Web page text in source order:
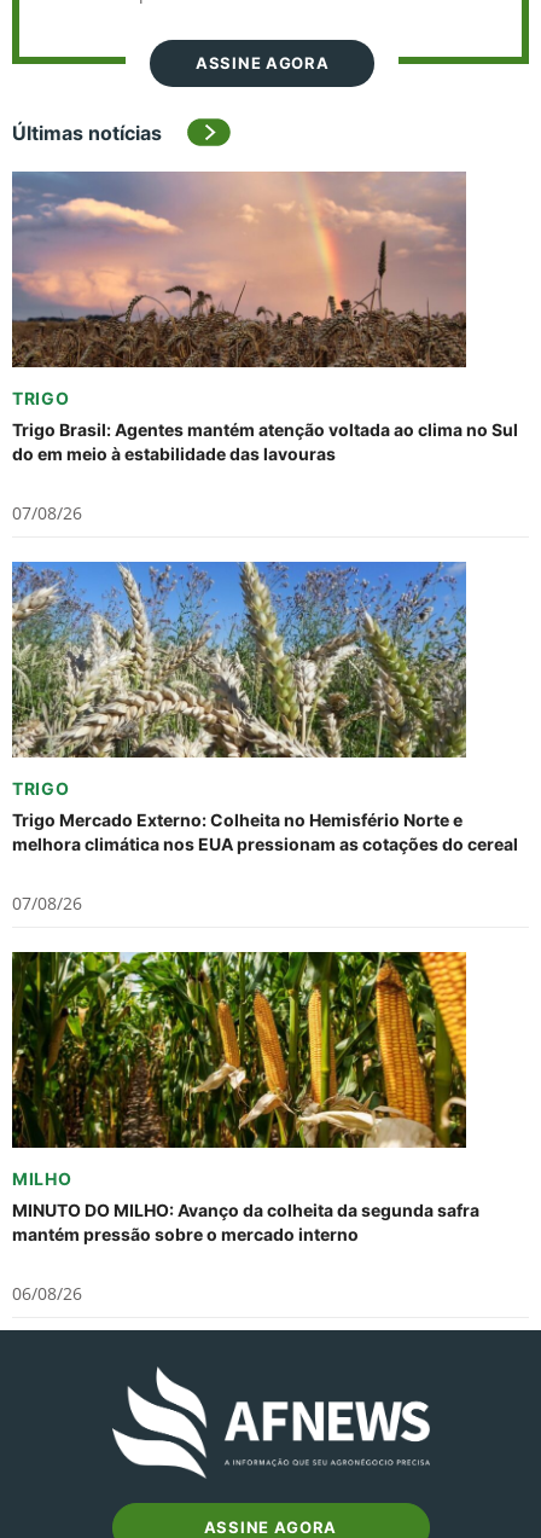
ASSINE AGORA
Últimas notícias
TRIGO
Trigo Brasil: Agentes mantém atenção voltada ao clima no Sul
do em meio à estabilidade das lavouras
07/08/26
TRIGO
Trigo Mercado Externo: Colheita no Hemisfério Norte e
melhora climática nos EUA pressionam as cotações do cereal
07/08/26
MILHO
MINUTO DO MILHO: Avanço da colheita da segunda safra
mantém pressão sobre o mercado interno
06/08/26
ASSINE AGORA